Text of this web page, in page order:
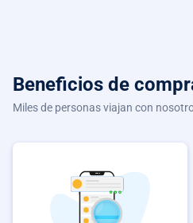
Beneficios de
Miles de personas viajan con